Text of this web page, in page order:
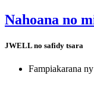
Nahoana no
JWELL no safidy tsara
Fampiakarana